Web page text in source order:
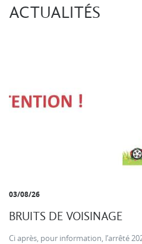
ACTUALITÉS
03/08/26
BRUITS DE VOISINAGE
Ci après, pour information, l’arrêté